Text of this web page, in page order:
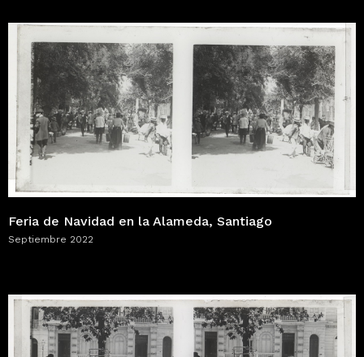
Feria de Navidad en la Alameda, Santiago
Septiembre 2022